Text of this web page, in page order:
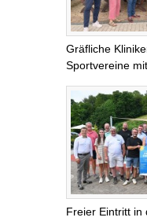
Gräfliche
Sportvereine
Freier Eintritt in